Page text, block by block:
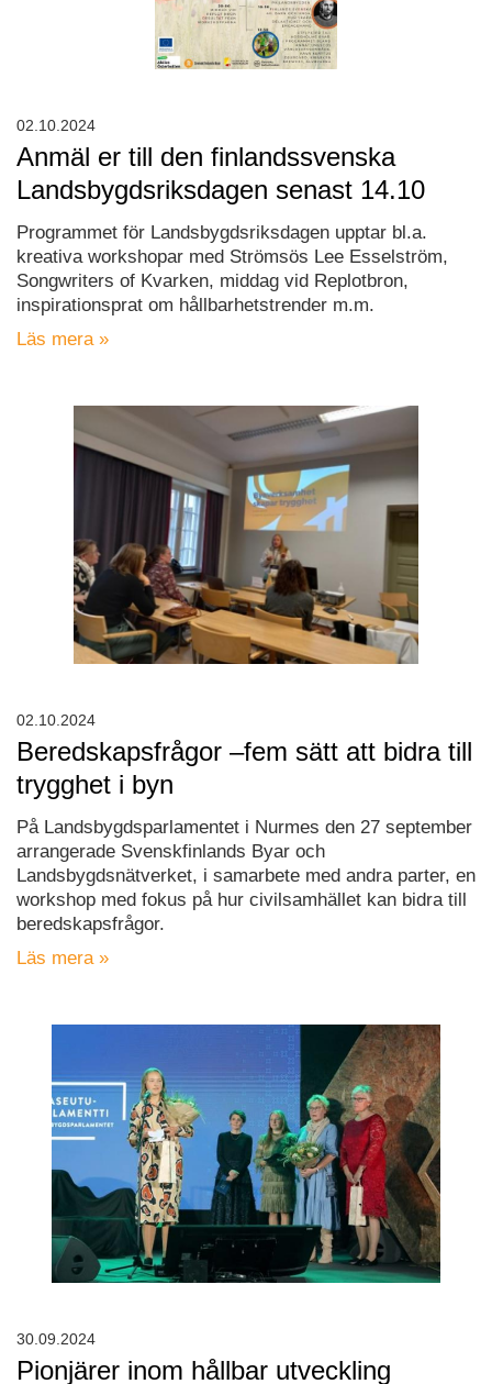
Anmäl er till den finlandssvenska
Landsbygdsriksdagen senast 14.10
Programmet för Landsbygdsriksdagen upptar bl.a.
kreativa workshopar med Strömsös Lee Esselström,
Songwriters of Kvarken, middag vid Replotbron,
inspirationsprat om hållbarhetstrender m.m.
Läs mera »
02.10.2024
Beredskapsfrågor –fem sätt att bidra till
trygghet i byn
På Landsbygdsparlamentet i Nurmes den 27 september
arrangerade Svenskfinlands Byar och
Landsbygdsnätverket, i samarbete med andra parter, en
workshop med fokus på hur civilsamhället kan bidra till
beredskapsfrågor.
Läs mera »
02.10.2024
Pionjärer inom hållbar utveckling
30.09.2024